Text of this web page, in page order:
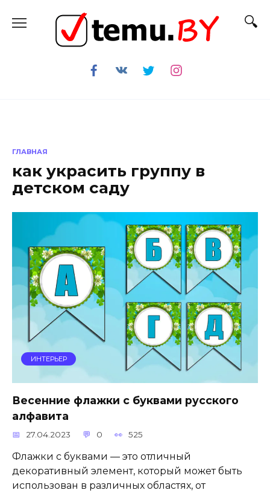
содержанию
ГЛАВНАЯ
как украсить группу в
детском саду
ИНТЕРЬЕР
Весенние флажки с буквами русского
алфавита
27.04.2023 0 525
Флажки с буквами — это отличный
декоративный элемент, который может быть
использован в различных областях, от